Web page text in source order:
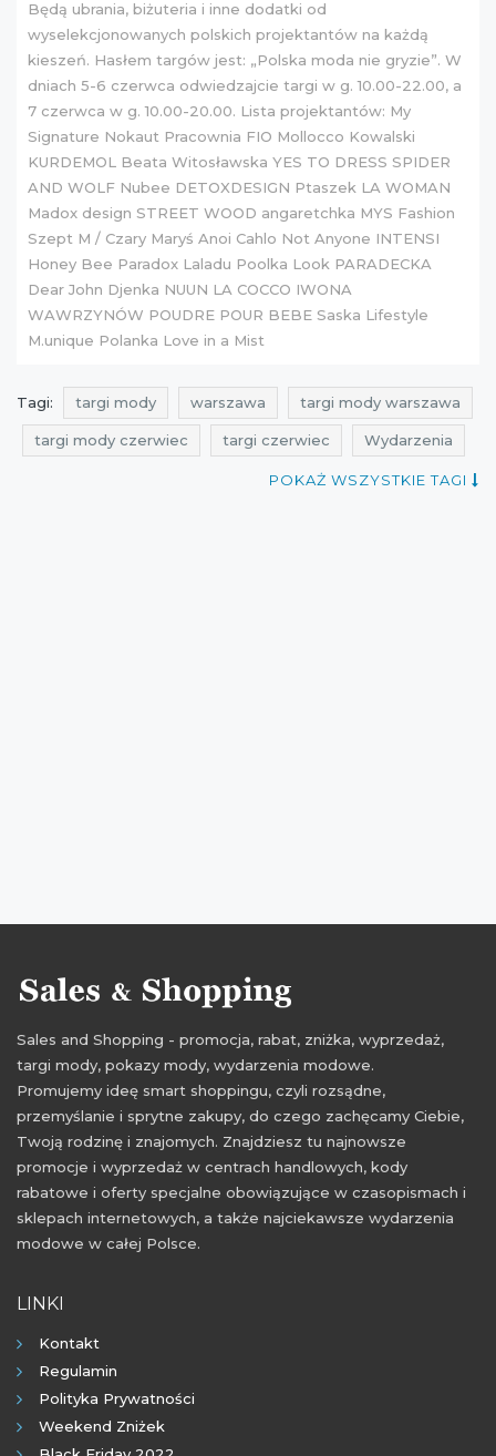
Będą ubrania, biżuteria i inne dodatki od
wyselekcjonowanych polskich projektantów na każdą
kieszeń. Hasłem targów jest: „Polska moda nie gryzie”. W
dniach 5-6 czerwca odwiedzajcie targi w g. 10.00-22.00, a
7 czerwca w g. 10.00-20.00. Lista projektantów: My
Signature Nokaut Pracownia FIO Mollocco Kowalski
KURDEMOL Beata Witosławska YES TO DRESS SPIDER
AND WOLF Nubee DETOXDESIGN Ptaszek LA WOMAN
Madox design STREET WOOD angaretchka MYS Fashion
Szept M / Czary Maryś Anoi Cahlo Not Anyone INTENSI
Honey Bee Paradox Laladu Poolka Look PARADECKA
Dear John Djenka NUUN LA COCCO IWONA
WAWRZYNÓW POUDRE POUR BEBE Saska Lifestyle
M.unique Polanka Love in a Mist
Tagi: targi mody warszawa targi mody warszawa
targi mody czerwiec targi czerwiec Wydarzenia
POKAŻ WSZYSTKIE TAGI
Sales and Shopping - promocja, rabat, zniżka, wyprzedaż,
targi mody, pokazy mody, wydarzenia modowe.
Promujemy ideę smart shoppingu, czyli rozsądne,
przemyślanie i sprytne zakupy, do czego zachęcamy Ciebie,
Twoją rodzinę i znajomych. Znajdziesz tu najnowsze
promocje i wyprzedaż w centrach handlowych, kody
rabatowe i oferty specjalne obowiązujące w czasopismach i
sklepach internetowych, a także najciekawsze wydarzenia
modowe w całej Polsce.
LINKI
Kontakt
Regulamin
Polityka Prywatności
Weekend Zniżek